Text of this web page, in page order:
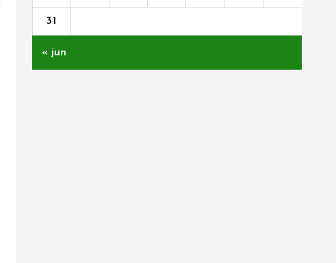
31
« jun